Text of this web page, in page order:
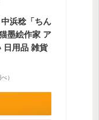
浜稔「ちん
墨絵作家 ア
日用品 雑貨
）